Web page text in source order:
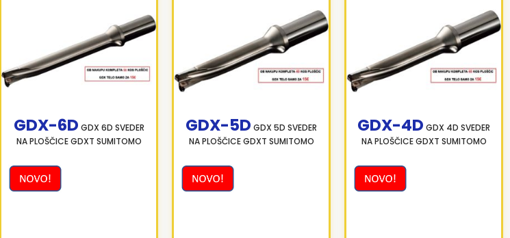
GDX-6D GDX 6D SVEDER
NA PLOŠČICE GDXT SUMITOMO
GDX-5D GDX 5D SVEDER
NA PLOŠČICE GDXT SUMITOMO
GDX-4D GDX 4D SVEDER
NA PLOŠČICE GDXT SUMITOMO